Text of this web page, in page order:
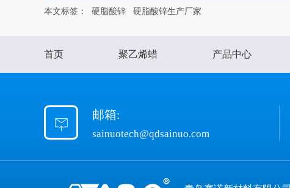
本文标签： 硬脂酸锌 硬脂酸锌生产厂家
首页 聚乙烯蜡 产品中心
邮箱:
sainuotech@qdsainuo.com